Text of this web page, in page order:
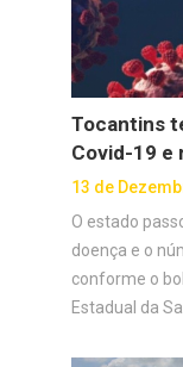
Tocantins
Covid-19 e
13 de
O estado
doença e o
conforme o
Estadual da